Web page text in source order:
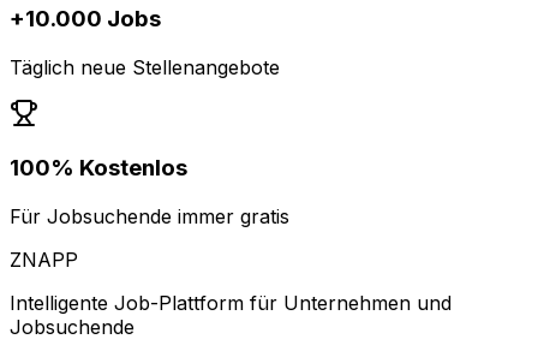
+10.000 Jobs
Täglich neue Stellenangebote
100% Kostenlos
Für Jobsuchende immer gratis
ZNAPP
Intelligente Job-Plattform für Unternehmen und
Jobsuchende